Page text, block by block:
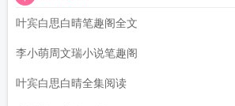
叶宾白思白晴笔趣阁全文
李小萌周文瑞小说笔趣阁
叶宾白思白晴全集阅读